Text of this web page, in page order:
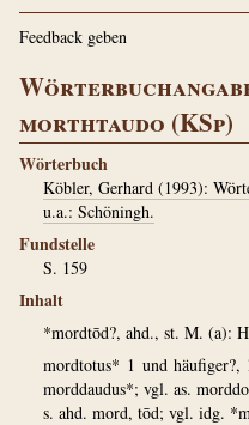
Feedback geben
morthtaudo (KSp)
Wörterbuch
Köbler, Gerhard (1993):
u.a.: Schöningh.
Fundstelle
S. 159
Inhalt
*mordtōd?, ahd., st. M. (a):
mordtotus* 1 und
morddaudus*; vgl. as.
s. ahd. mord, tōd; vgl. idg.